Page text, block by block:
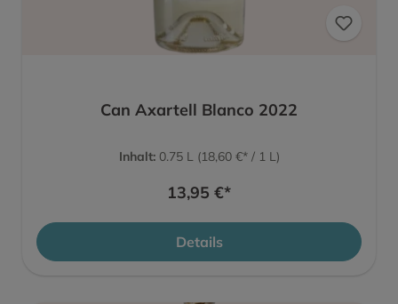
Can Axartell Blanco 2022
Inhalt: 0.75 L (18,60 €* / 1 L)
13,95 €*
Details